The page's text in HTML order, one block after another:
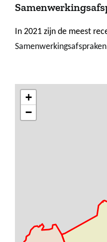
In 2021 zijn de meest
+
−